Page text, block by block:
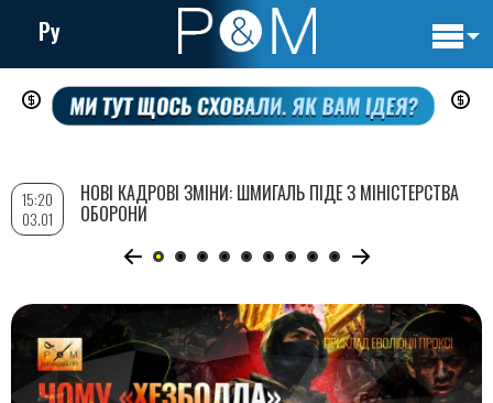
Перейти
до
вмісту
Ру
15:20
03.01
НОВІ КАДРОВІ ЗМІНИ: ШМИГАЛЬ ПІДЕ З МІНІСТЕРСТВА
ОБОРОНИ